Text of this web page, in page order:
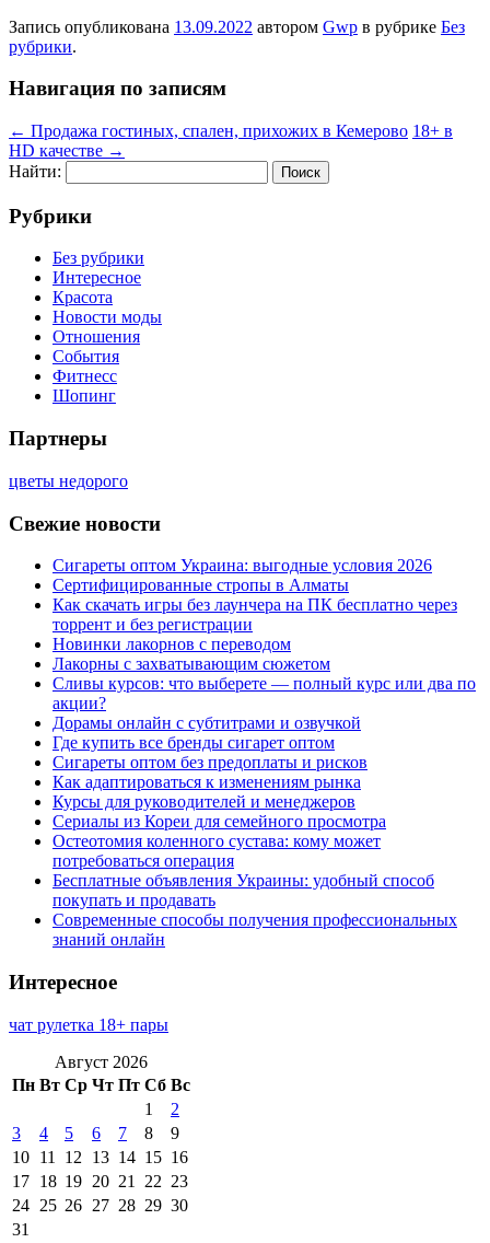
Запись опубликована 13.09.2022 автором Gwp в рубрике Без
рубрики.
Навигация по записям
← Продажа гостиных, спален, прихожих в Кемерово 18+ в
HD качестве →
Найти:
Рубрики
Без рубрики
Интересное
Красота
Новости моды
Отношения
События
Фитнесс
Шопинг
Партнеры
цветы недорого
Свежие новости
Сигареты оптом Украина: выгодные условия 2026
Сертифицированные стропы в Алматы
Как скачать игры без лаунчера на ПК бесплатно через
торрент и без регистрации
Новинки лакорнов с переводом
Лакорны с захватывающим сюжетом
Сливы курсов: что выберете — полный курс или два по
акции?
Дорамы онлайн с субтитрами и озвучкой
Где купить все бренды сигарет оптом
Сигареты оптом без предоплаты и рисков
Как адаптироваться к изменениям рынка
Курсы для руководителей и менеджеров
Сериалы из Кореи для семейного просмотра
Остеотомия коленного сустава: кому может
потребоваться операция
Бесплатные объявления Украины: удобный способ
покупать и продавать
Современные способы получения профессиональных
знаний онлайн
Интересное
чат рулетка 18+ пары
Август 2026
Пн Вт Ср Чт Пт Сб Вс
1
2
3
4 5 6 7 8
9
10 11 12 13 14 15 16
17 18 19 20 21 22 23
24 25 26 27 28 29 30
31